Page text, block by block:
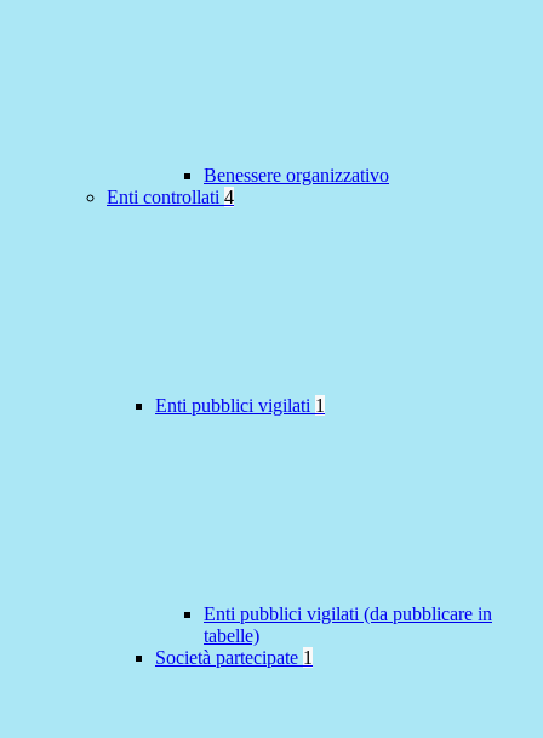
Benessere organizzativo
Enti controllati 4
Enti pubblici vigilati 1
Enti pubblici vigilati (da pubblicare in
tabelle)
Società partecipate 1